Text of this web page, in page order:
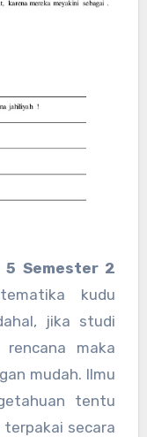
kudu
jika studi
maka
mudah. Ilmu
tentu
terpakai secara